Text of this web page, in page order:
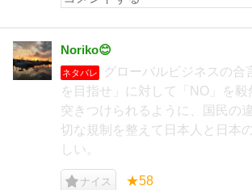
Noriko😊
ネタバレ
グローバルビジネスの合
を目指せ」に対して「NO」を毅
突きつけられるように、国民の
切な規制を整えて日本人と日本
しい。
ナイス ★58